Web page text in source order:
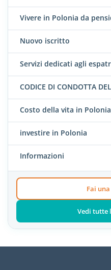
Vivere in Polonia da
Nuovo iscritto
Servizi dedicati agli
CODICE DI CONDOTTA
Costo della vita in
investire in Polonia
Informazioni
Fai
Vedi tutte